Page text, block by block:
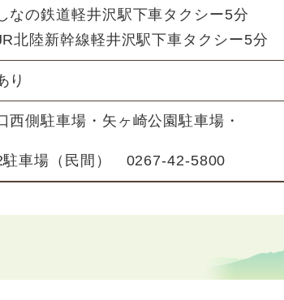
なの鉄道軽井沢駅下車タクシー5分
北陸新幹線軽井沢駅下車タクシー5分
り
西側駐車場・矢ヶ崎公園駐車場・
駐車場（民間） 0267-42-5800